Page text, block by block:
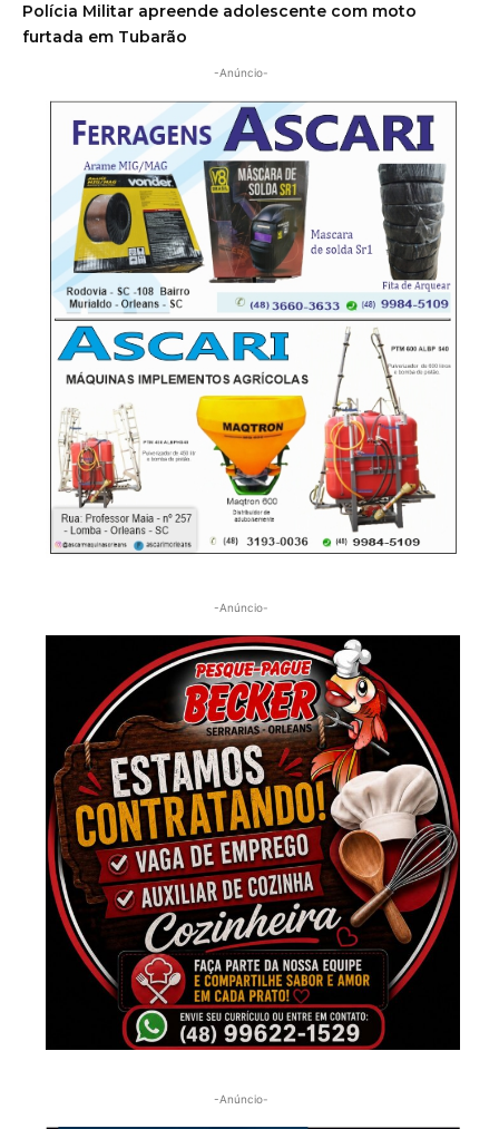
Polícia Militar apreende adolescente com moto
furtada em Tubarão
-Anúncio-
-Anúncio-